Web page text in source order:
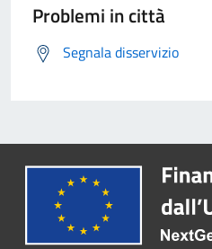
Problemi in città
Segnala disservizio